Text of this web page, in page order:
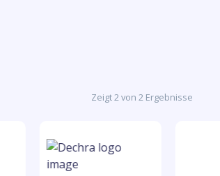
Zeigt 2 von 2 Ergebnisse